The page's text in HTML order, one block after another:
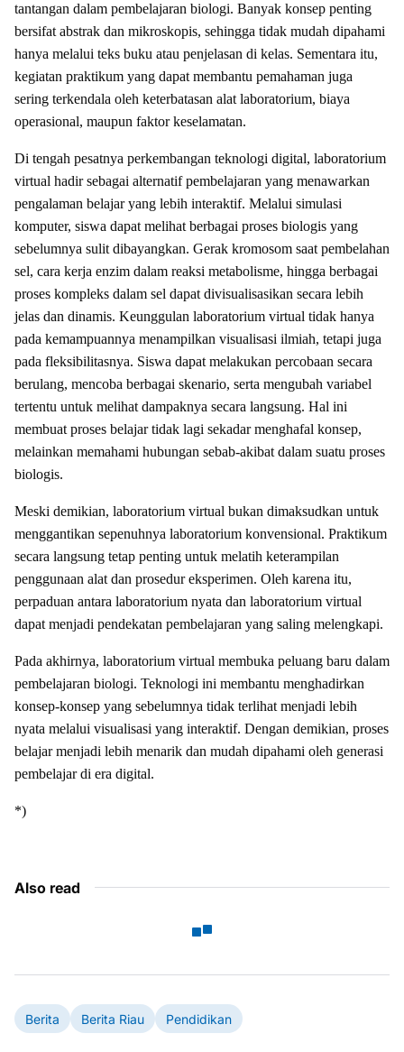
tantangan dalam pembelajaran biologi. Banyak konsep penting
bersifat abstrak dan mikroskopis, sehingga tidak mudah dipahami
hanya melalui teks buku atau penjelasan di kelas. Sementara itu,
kegiatan praktikum yang dapat membantu pemahaman juga
sering terkendala oleh keterbatasan alat laboratorium, biaya
operasional, maupun faktor keselamatan.
Di tengah pesatnya perkembangan teknologi digital, laboratorium
virtual hadir sebagai alternatif pembelajaran yang menawarkan
pengalaman belajar yang lebih interaktif. Melalui simulasi
komputer, siswa dapat melihat berbagai proses biologis yang
sebelumnya sulit dibayangkan. Gerak kromosom saat pembelahan
sel, cara kerja enzim dalam reaksi metabolisme, hingga berbagai
proses kompleks dalam sel dapat divisualisasikan secara lebih
jelas dan dinamis. Keunggulan laboratorium virtual tidak hanya
pada kemampuannya menampilkan visualisasi ilmiah, tetapi juga
pada fleksibilitasnya. Siswa dapat melakukan percobaan secara
berulang, mencoba berbagai skenario, serta mengubah variabel
tertentu untuk melihat dampaknya secara langsung. Hal ini
membuat proses belajar tidak lagi sekadar menghafal konsep,
melainkan memahami hubungan sebab-akibat dalam suatu proses
biologis.
Meski demikian, laboratorium virtual bukan dimaksudkan untuk
menggantikan sepenuhnya laboratorium konvensional. Praktikum
secara langsung tetap penting untuk melatih keterampilan
penggunaan alat dan prosedur eksperimen. Oleh karena itu,
perpaduan antara laboratorium nyata dan laboratorium virtual
dapat menjadi pendekatan pembelajaran yang saling melengkapi.
Pada akhirnya, laboratorium virtual membuka peluang baru dalam
pembelajaran biologi. Teknologi ini membantu menghadirkan
konsep-konsep yang sebelumnya tidak terlihat menjadi lebih
nyata melalui visualisasi yang interaktif. Dengan demikian, proses
belajar menjadi lebih menarik dan mudah dipahami oleh generasi
pembelajar di era digital.
*)
Also read
Berita Berita Riau Pendidikan